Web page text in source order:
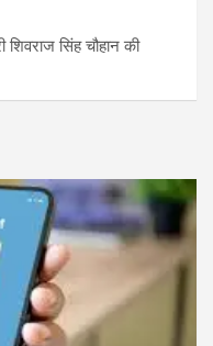
सिंह चौहान की